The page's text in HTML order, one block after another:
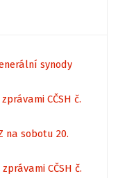
synody
CČSH č.
na sobotu 20.
CČSH č.